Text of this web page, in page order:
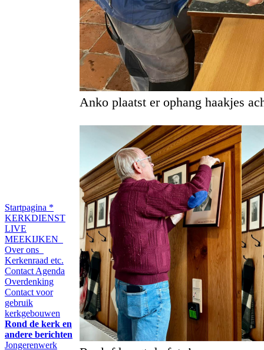
Startpagina *
KERKDIENST
LIVE
MEEKIJKEN
Over ons
Kerkenraad etc.
Contact Agenda
Overdenking
Contact voor
gebruik
kerkgebouwen
Rond de kerk en
andere berichten
Jongerenwerk
Anko plaatst er ophang haakjes